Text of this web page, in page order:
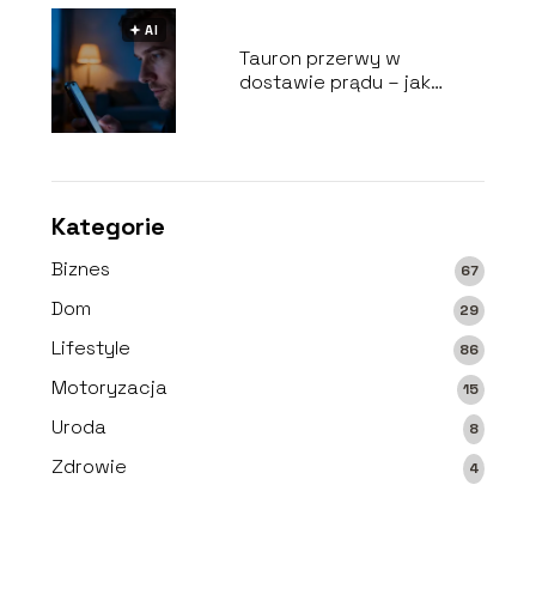
🟅 AI
Tauron przerwy w
dostawie prądu – jak
Kategorie
Biznes 67
Dom 29
Lifestyle 86
Motoryzacja 15
Uroda 8
Zdrowie 4